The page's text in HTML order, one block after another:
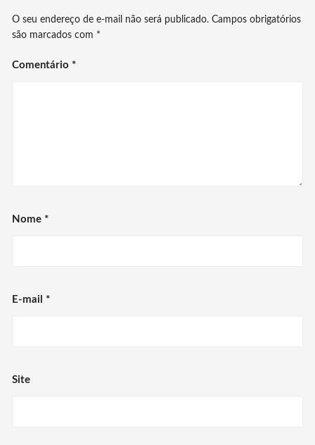
O seu endereço de e-mail não será publicado. Campos obrigatórios
são marcados com *
Comentário *
Nome *
E-mail *
Site